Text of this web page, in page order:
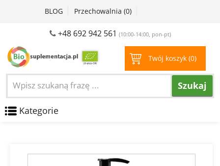
BLOG Przechowalnia (0)
+48 692 942 561 (10:00-14:00, pon-pt)
Twój koszyk (0)
Szukaj
Kategorie